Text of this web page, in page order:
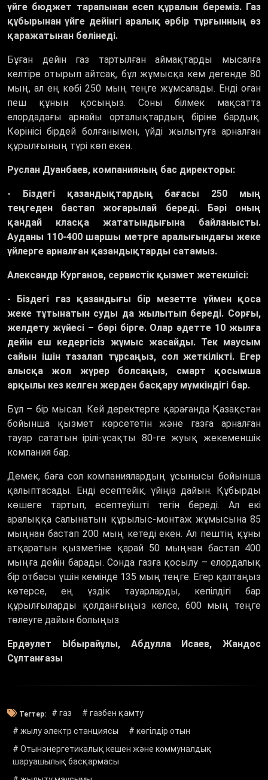
үйге бюджет тарапынан есеп құралын береміз. Газ
құбырынан үйге дейінгі аралық әрбір тұрғынның өз
қаражатынан бөлінеді.
Бұған дейін газ тартылған аймақтарды мысалға
келтіре отырып айтсақ, бұл жұмысқа кем дегенде 80
мың, ал ең көбі 250 мың теңге жұмсалады. Енді оған
пеш құнын қосыңыз. Соны білмек мақсатта
елордадағы арнайы орталықтардың біріне бардық.
Көрінісі бірдей болғанымен, үйді жылытуға арналған
құрылғының түрі көп екен.
Руслан Дуанбаев, компанияның бас директоры:
- Біздегі қазандықтардың бағасы 250 мың
теңгеден бастап жоғарылай береді. Бәрі оның
қандай класқа жататындығына байланысты.
Ауданы 110-400 шаршы метрге аралығындағы жеке
үйлерге арналған қазандықтарды сатамыз.
Александр Курганов, сервистік қызмет жетекшісі:
- Біздегі газ қазандығы бір мезетте үймен қоса
жеке тұтынатын суды да жылытып береді. Сорғы,
желдету жүйесі – бәрі бірге. Олар әдетте 10 жылға
дейін еш кедергісіз жұмыс жасайды. Тек маусым
сайын ішін тазалап тұрсаңыз, сол жеткілікті. Егер
алысқа жол жүрер болсаңыз, смарт қосымша
арқылы кез келген жерден басқару мүмкіндігі бар.
Бұл – бір мысал. Кей деректерге қарағанда Қазақстан
бойынша қызмет көрсететін және газға арналған
тауар сататын ірілі-ұсақты 80-ге жуық жекеменшік
компания бар.
Демек, баға сол компаниялардың ұсынысы бойынша
қалыптасады. Енді есептейік, үйіңіз дайын. Құбырды
көшеге тартып, есептеуішті тегін береді. Ал екі
аралыққа салынатын құрылыс-монтаж жұмысына 85
мыңнан бастап 200 мың кетеді екен. Ал пештің құны
атқаратын қызметіне қарай 50 мыңнан бастап 400
мыңға дейін барады. Сонда газға қосылу – елордалық
бір отбасы үшін кемінде 135 мың теңге. Егер қалтаңыз
көтерсе, ең үздік тауарларды, кепілдігі бар
құрылғыларды қолданғыңыз келсе, 600 мың теңге
төлеуге дайын болыңыз.
Ердәулет Ыбырайұлы, Абдулла Исаев, Жандос
Сұлтанғазы
Тегтер: # газ
# газбен қамту
# жылу электр станциясы
# көгілдір отын
# Отынэнергетикалық кешен және коммуналдық
шаруашылық басқармасы